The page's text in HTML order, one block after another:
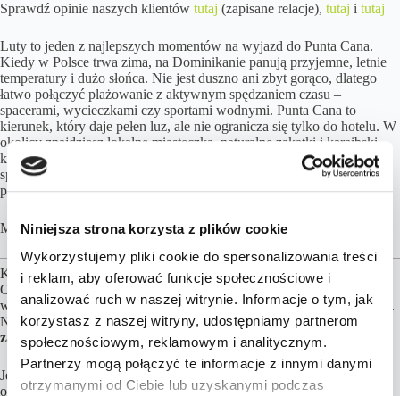
Niniejsza strona korzysta z plików cookie
Wykorzystujemy pliki cookie do spersonalizowania treści
i reklam, aby oferować funkcje społecznościowe i
analizować ruch w naszej witrynie. Informacje o tym, jak
korzystasz z naszej witryny, udostępniamy partnerom
społecznościowym, reklamowym i analitycznym.
Partnerzy mogą połączyć te informacje z innymi danymi
otrzymanymi od Ciebie lub uzyskanymi podczas
Sprawdź opinie naszych klientów tutaj (zapisane relacje), tutaj i tutaj
Luty to jeden z najlepszych momentów na wyjazd do Punta Cana.
Kiedy w Polsce trwa zima, na Dominikanie panują przyjemne, letnie
temperatury i dużo słońca. Nie jest duszno ani zbyt gorąco, dlatego
łatwo połączyć plażowanie z aktywnym spędzaniem czasu –
spacerami, wycieczkami czy sportami wodnymi. Punta Cana to
kierunek, który daje pełen luz, ale nie ogranicza się tylko do hotelu. W
okolicy znajdziesz lokalne miasteczka, naturalne zakątki i karaibski
klimat, który warto poznać z bliska. To dobre miejsce zarówno na
spokojny reset, jak i na trochę ruchu i zwiedzania między dniami na
plaży.
Masz pytania? –skontaktuj się z nami.
Kalkulacja cen opiera się przy założeniu 2 osób podróżujących.
Obiekty noclegowe, formy wyżywienia, transfery możemy dowolnie
wymieniać, aby jak najlepiej dopasować ofertę do Twoich preferencji.
Najważniejsze są loty,za pozostałe elementy podróży możesz
zapłacić później, nawet do kilku dni przed wylotem!
Jeżeli oczekujesz więcej zmian, np. inny termin, miejsce wylotu czy
objazdówkę, zamów wybranyPakiet i przejdziemy do planowania